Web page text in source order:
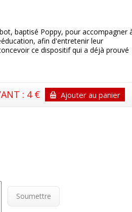
baptisé Poppy, pour accompagner
afin d'entretenir leur
ce dispositif qui a déjà prouvé
: 4 € Ajouter au panier
Soumettre